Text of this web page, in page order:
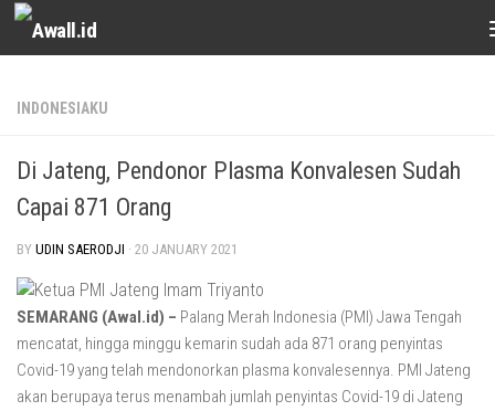
Skip to content
INDONESIAKU
Di Jateng, Pendonor Plasma Konvalesen Sudah
Capai 871 Orang
BY UDIN SAERODJI · 20 JANUARY 2021
SEMARANG (Awal.id) – Palang Merah Indonesia (PMI) Jawa Tengah
mencatat, hingga minggu kemarin sudah ada 871 orang penyintas
Covid-19 yang telah mendonorkan plasma konvalesennya. PMI Jateng
akan berupaya terus menambah jumlah penyintas Covid-19 di Jateng